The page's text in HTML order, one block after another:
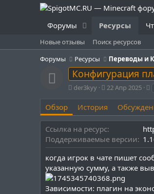
Форумы Ресурсы
Новые отзывы
Поиск ресурсов
Форумы
Ресурсы Переводы и
Иконка
Конфигурация
А
о
р
der3kyy
Д
т
а
с
о
з
д
а
н
и
я
22 Апр 2025
Т
г
Обзор История
Ссылка на ресурс
Поддерживаемые версии
когда игрок в чате пишет
указанную сумму, а также
Зависимости: плагин на